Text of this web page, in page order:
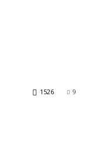
9
1526